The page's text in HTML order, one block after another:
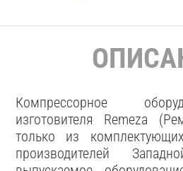
Компрессорное
изготовителя Remeza
только из
производителей